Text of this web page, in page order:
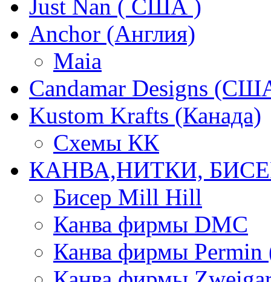
Just Nan ( США )
Anchor (Англия)
Maia
Candamar Designs
Kustom Krafts (Канада)
Схемы КК
КАНВА,НИТКИ,
Бисер Mill Hill
Канва фирмы DMC
Канва фирмы Permin